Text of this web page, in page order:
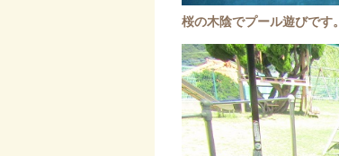
桜の木陰でプール遊びです。